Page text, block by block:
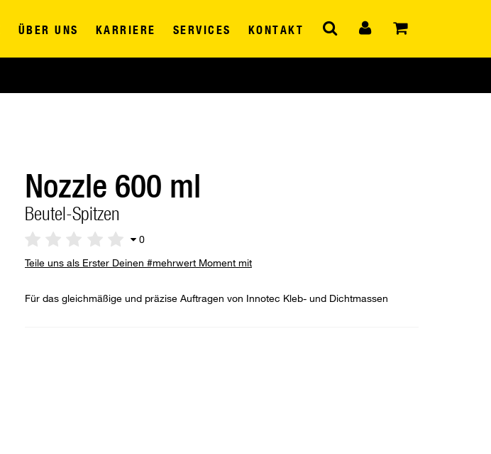
ÜBER UNS KARRIERE SERVICES KONTAKT
Nozzle 600 ml
Beutel-Spitzen
0
Teile uns als Erster Deinen #mehrwert Moment mit
Für das gleichmäßige und präzise Auftragen von Innotec Kleb- und Dichtmassen